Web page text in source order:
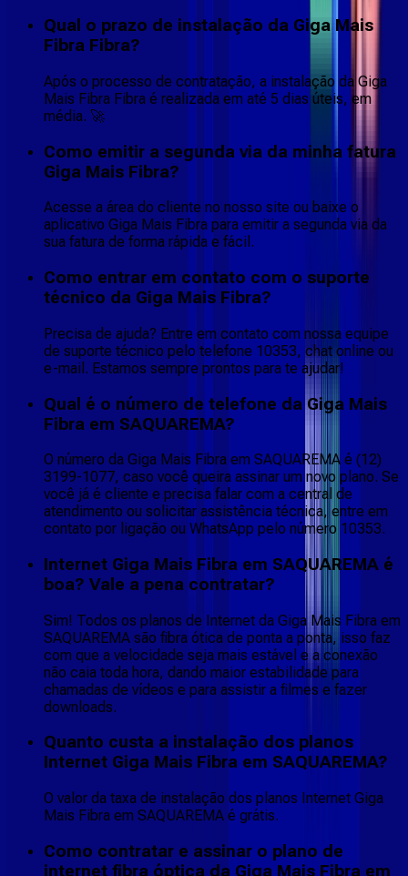
Qual o prazo de instalação da Giga Mais
Fibra Fibra?
Após o processo de contratação, a instalação da Giga
Mais Fibra Fibra é realizada em até 5 dias úteis, em
média. 🚀
Como emitir a segunda via da minha fatura
Giga Mais Fibra?
Acesse a área do cliente no nosso site ou baixe o
aplicativo Giga Mais Fibra para emitir a segunda via da
sua fatura de forma rápida e fácil.
Como entrar em contato com o suporte
técnico da Giga Mais Fibra?
Precisa de ajuda? Entre em contato com nossa equipe
de suporte técnico pelo telefone 10353, chat online ou
e-mail. Estamos sempre prontos para te ajudar!
Qual é o número de telefone da Giga Mais
Fibra em SAQUAREMA?
O número da Giga Mais Fibra em SAQUAREMA é (12)
3199-1077, caso você queira assinar um novo plano. Se
você já é cliente e precisa falar com a central de
atendimento ou solicitar assistência técnica, entre em
contato por ligação ou WhatsApp pelo número 10353.
Internet Giga Mais Fibra em SAQUAREMA é
boa? Vale a pena contratar?
Sim! Todos os planos de Internet da Giga Mais Fibra em
SAQUAREMA são fibra ótica de ponta a ponta, isso faz
com que a velocidade seja mais estável e a conexão
não caia toda hora, dando maior estabilidade para
chamadas de vídeos e para assistir a filmes e fazer
downloads.
Quanto custa a instalação dos planos
Internet Giga Mais Fibra em SAQUAREMA?
O valor da taxa de instalação dos planos Internet Giga
Mais Fibra em SAQUAREMA é grátis.
Como contratar e assinar o plano de
internet fibra óptica da Giga Mais Fibra em